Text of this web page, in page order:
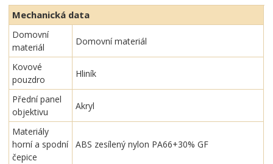
Mechanická data
Domovní
materiál
Domovní materiál
Kovové
pouzdro
Hliník
Přední panel
objektivu
Akryl
Materiály
horní a spodní
čepice
ABS zesílený nylon PA66+30% GF